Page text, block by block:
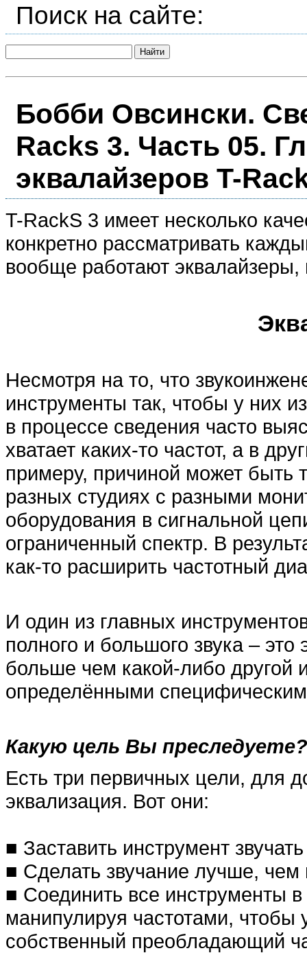
Поиск на сайте:
Бобби Овсински.
Racks 3. Часть 05.
эквалайзеров T-
T-RackS 3 имеет несколько
конкретно рассматривать
вообще работают эквалайзеры,
Несмотря на то, что
инструменты так, чтобы у них
в процессе сведения часто
хватает каких-то частот, а в
примеру, причиной может быть
разных студиях с разными
оборудования в сигнальной
ограниченный спектр. В
как-то расширить частотный
И один из главных
полного и большого звука –
больше чем какой-либо другой
определёнными
Какую цель Вы преследуете?
Есть три первичных цели, для
эквализация. Вот они:
■ Заставить инструмент
■ Сделать звучание лучше, чем
■ Соединить все инструменты
манипулируя частотами,
собственный преобладающий